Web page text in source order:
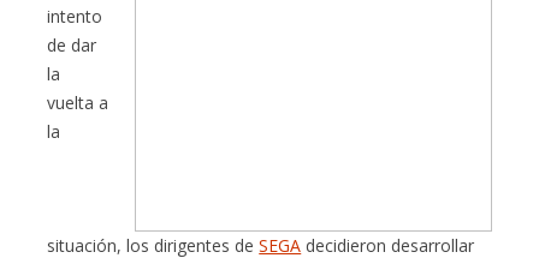
intento
de dar
la
vuelta a
la
situación, los dirigentes deSEGA decidieron desarrollar